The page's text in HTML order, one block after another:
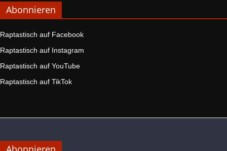
Abonnieren
Raptastisch auf Facebook
Raptastisch auf Instagram
Raptastisch auf YouTube
Raptastisch auf TikTok